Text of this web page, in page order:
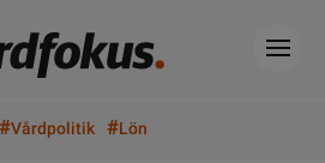
#Vårdpolitik #Lön